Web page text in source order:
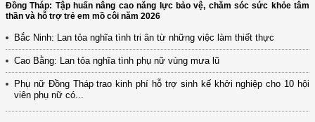
Đồng Tháp: Tập huấn nâng cao năng lực bảo vệ, chăm sóc sức khỏe tâm
thần và hỗ trợ trẻ em mồ côi năm 2026
Bắc Ninh: Lan tỏa nghĩa tình tri ân từ những việc làm thiết thực
Cao Bằng: Lan tỏa nghĩa tình phụ nữ vùng mưa lũ
Phụ nữ Đồng Tháp trao kinh phí hỗ trợ sinh kế khởi nghiệp cho 10 hội
viên phụ nữ có...